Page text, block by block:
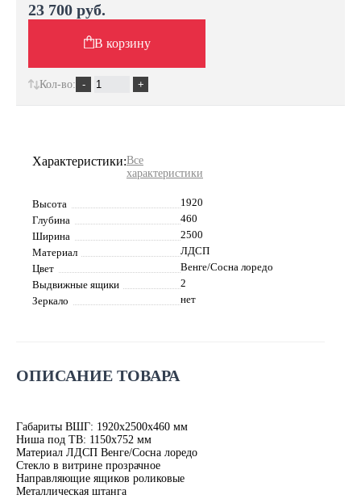
Характеристики:Все
характеристики
Высота
1920
Глубина
460
Ширина
2500
Материал
ЛДСП
Цвет
Венге/Сосна лоредо
Выдвижные ящики
2
Зеркало
нет
ОПИСАНИЕ ТОВАРА
Габариты ВШГ: 1920х2500х460 мм
Ниша под ТВ: 1150х752 мм
Материал ЛДСП Венге/Сосна лоредо
Стекло в витрине прозрачное
Направляющие ящиков роликовые
Металлическая штанга
23 700 руб.
В корзину
Кол-во: